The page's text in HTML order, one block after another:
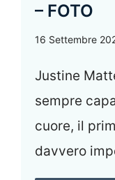
– FOTO
16 Settembre
Justine
sempre
cuore, il
davvero